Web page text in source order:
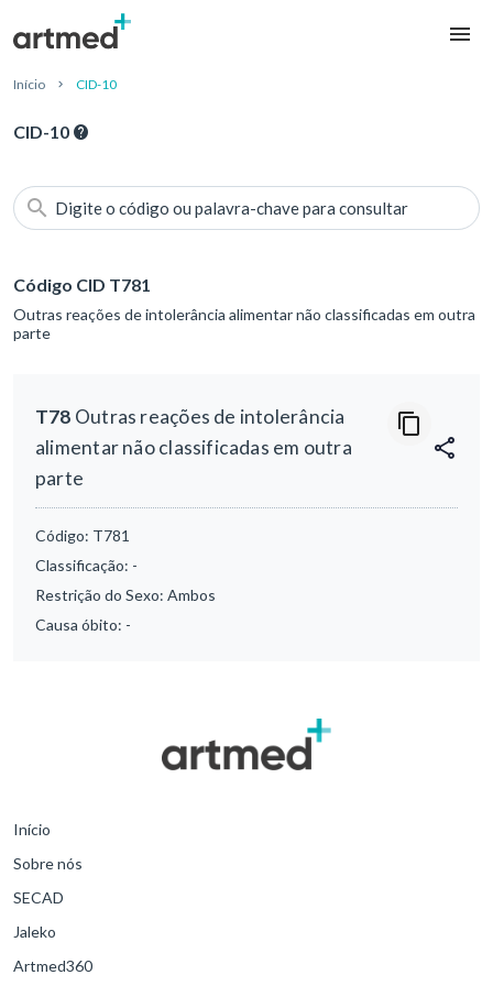
Início CID-10
CID-10
Digite o código ou palavra-chave para consultar
Código CID T781
Outras reações de intolerância alimentar não classificadas em outra
parte
T78 Outras reações de intolerância
alimentar não classificadas em outra
parte
Código: T781
Classificação: -
Restrição do Sexo: Ambos
Causa óbito: -
Início
Sobre nós
SECAD
Jaleko
Artmed360